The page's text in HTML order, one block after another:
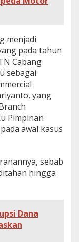
menjadi
pada tahun
Cabang
sebagai
yang
Pimpinan
awal kasus
sebab
hingga
Dana